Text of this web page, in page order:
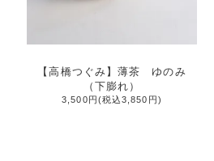
【高橋つぐみ】薄茶 ゆのみ
（下膨れ）
3,500円(税込3,850円)